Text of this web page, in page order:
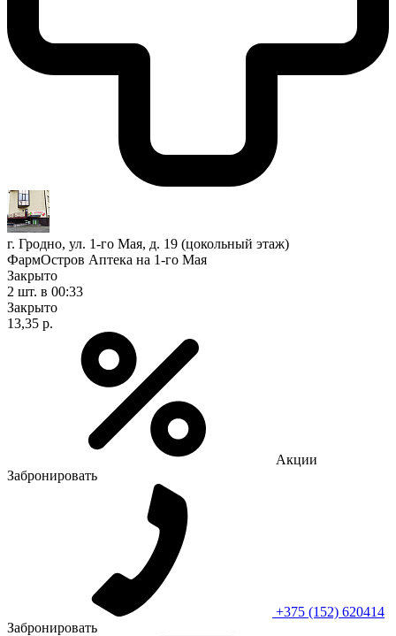
г. Гродно, ул. 1-го Мая, д. 19 (цокольный этаж)
ФармОстров Аптека на 1-го Мая
Закрыто
2 шт. в 00:33
Закрыто
13,35 р.
Акции
Забронировать
+375 (152) 620414
Забронировать